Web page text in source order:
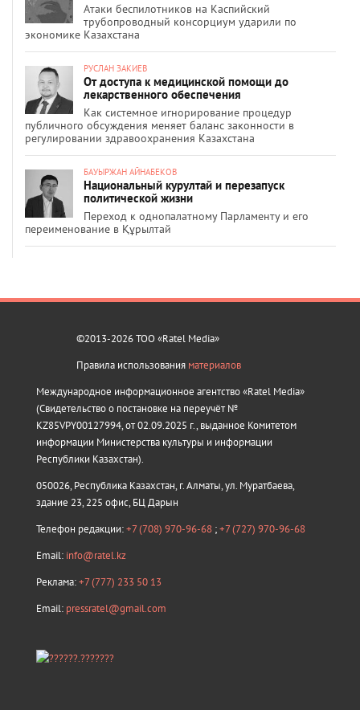
Атаки беспилотников на Каспийский
трубопроводный консорциум ударили по
экономике Казахстана
РУСЛАН ЗАКИЕВ
От доступа к медицинской помощи до
лекарственного обеспечения
Как системное игнорирование процедур
публичного обсуждения меняет баланс законности в
регулировании здравоохранения Казахстана
БАУЫРЖАН АЙНАБЕКОВ
Национальный курултай и перезапуск
политической жизни
Переход к однопалатному Парламенту и его
переименование в Құрылтай
©2013-2026 ТОО «Ratel Media»
Правила использования материалов
Международное информационное агентство «Ratel Media»
(Свидетельство о постановке на переучёт №
KZ85VPY00127994, от 02.09.2025 г., выданное Комитетом
информации Министерства культуры и информации
Республики Казахстан).
050026, Республика Казахстан, г. Алматы, ул. Муратбаева,
здание 23, 225 офис, БЦ Дарын
Телефон редакции:+7 (708) 970-96-68 ;+7 (727) 970-96-68
Email: info@ratel.kz
Реклама:+7 (777) 233 50 13
Email: pressratel@gmail.com